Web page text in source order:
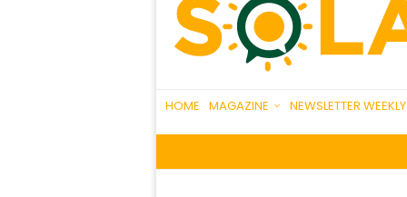
HOME MAGAZINE NEWSLETTER WEEKLY